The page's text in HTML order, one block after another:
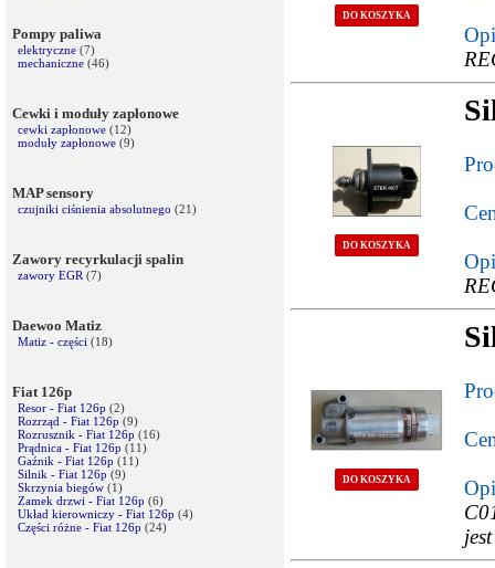
Pompy paliwa
elektryczne (7)
mechaniczne (46)
Cewki i moduły zapłonowe
cewki zapłonowe (12)
moduły zapłonowe (9)
MAP sensory
czujniki ciśnienia absolutnego (21)
Zawory recyrkulacji spalin
zawory EGR (7)
Daewoo Matiz
Matiz - części (18)
Fiat 126p
Resor - Fiat 126p (2)
Rozrząd - Fiat 126p (9)
Rozrusznik - Fiat 126p (16)
Prądnica - Fiat 126p (11)
Gaźnik - Fiat 126p (11)
Silnik - Fiat 126p (9)
Skrzynia biegów (1)
Zamek drzwi - Fiat 126p (6)
Układ kierowniczy - Fiat 126p (4)
Części różne - Fiat 126p (24)
DO KOSZYKA
DO KOSZYKA
DO KOSZYKA